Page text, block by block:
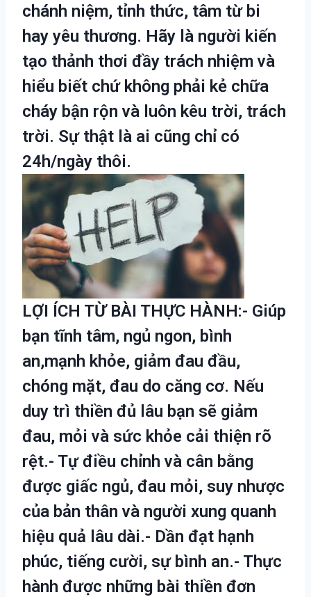
chánh niệm, tỉnh thức, tâm từ bi
hay yêu thương. Hãy là người kiến
tạo thảnh thơi đầy trách nhiệm và
hiểu biết chứ không phải kẻ chữa
cháy bận rộn và luôn kêu trời, trách
trời. Sự thật là ai cũng chỉ có
24h/ngày thôi.
LỢI ÍCH TỪ BÀI THỰC HÀNH:- Giúp
bạn tĩnh tâm, ngủ ngon, bình
an,mạnh khỏe, giảm đau đầu,
chóng mặt, đau do căng cơ. Nếu
duy trì thiền đủ lâu bạn sẽ giảm
đau, mỏi và sức khỏe cải thiện rõ
rệt.- Tự điều chỉnh và cân bằng
được giấc ngủ, đau mỏi, suy nhược
của bản thân và người xung quanh
hiệu quả lâu dài.- Dần đạt hạnh
phúc, tiếng cười, sự bình an.- Thực
hành được những bài thiền đơn